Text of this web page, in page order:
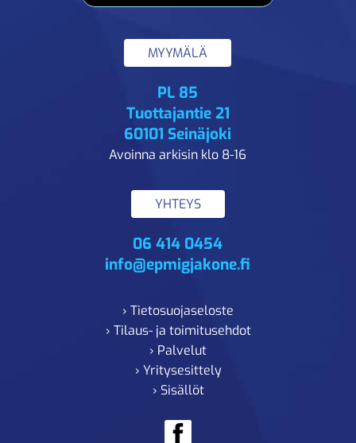
MYYMÄLÄ
PL 85
Tuottajantie 21
60101 Seinäjoki
Avoinna arkisin klo 8-16
YHTEYS
06 414 0454
info@epmigjakone.fi
› Tietosuojaseloste
› Tilaus- ja toimitusehdot
› Palvelut
› Yritysesittely
› Sisällöt